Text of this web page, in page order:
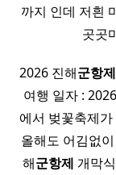
까지 인데 저흰
곳곳
2026 진해군항제
여행 일자 :
에서 벚꽃축제
올해도 어김없
해군항제 개막